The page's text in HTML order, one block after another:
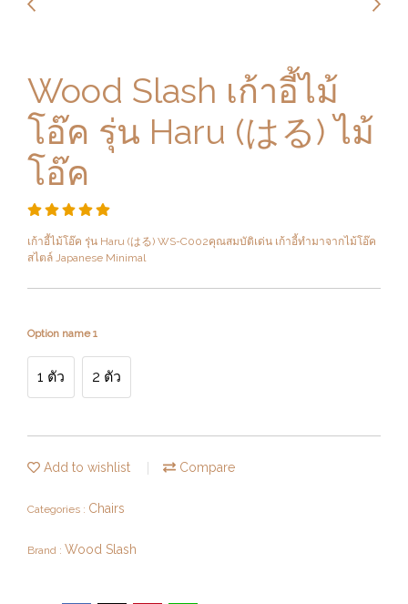
Wood Slash เก้าอี้ไม้
โอ๊ค รุ่น Haru (はる) ไม้
โอ๊ค
เก้าอี้ไม้โอ๊ค รุ่น Haru (はる) WS-C002คุณสมบัติเด่น เก้าอี้ทำมาจากไม้โอ๊ค
สไตล์ Japanese Minimal
Option name 1
1 ตัว 2 ตัว
Add to wishlist Compare
Categories : Chairs
Brand : Wood Slash